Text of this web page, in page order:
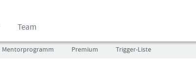
Team
Mentorprogramm Premium Trigger-Liste